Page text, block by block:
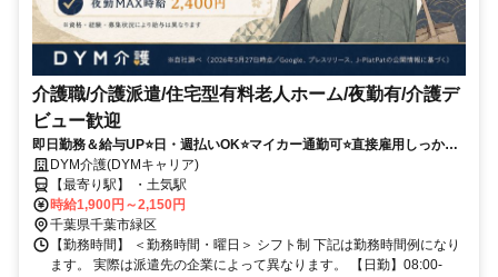
介護職/介護派遣/住宅型有料老人ホーム/夜勤有/介護デ
ビュー歓迎
即日勤務＆給与UP⭐️日・週払いOK⭐️マイカー通勤可⭐️直接雇用しっかり
サポート＆シフト相談OK✨
DYM介護(DYMキャリア)
【最寄り駅】 ・土気駅
時給1,900円～2,150円
千葉県千葉市緑区
【勤務時間】 ＜勤務時間・曜日＞ シフト制 下記は勤務時間例になり
ます。 実際は派遣先の企業によって異なります。 【日勤】08:00-